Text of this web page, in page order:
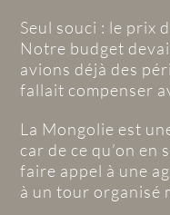
Seul souci : le prix
Notre budget
avions déjà des
fallait compenser
La Mongolie est
car de ce qu’on
faire appel à une
à un tour organisé